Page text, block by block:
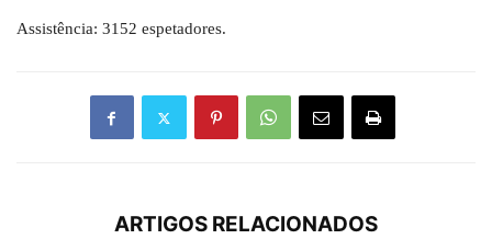
Assistência: 3152 espetadores.
ARTIGOS RELACIONADOS